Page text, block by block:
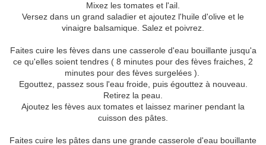
Mixez les tomates et l'ail.
Versez dans un grand saladier et ajoutez l'huile d'olive et le
vinaigre balsamique. Salez et poivrez.
Faites cuire les fèves dans une casserole d'eau bouillante jusqu'a
ce qu'elles soient tendres ( 8 minutes pour des fèves fraiches, 2
minutes pour des fèves surgelées ).
Egouttez, passez sous l'eau froide, puis égouttez à nouveau.
Retirez la peau.
Ajoutez les fèves aux tomates et laissez mariner pendant la
cuisson des pâtes.
Faites cuire les pâtes dans une grande casserole d'eau bouillante